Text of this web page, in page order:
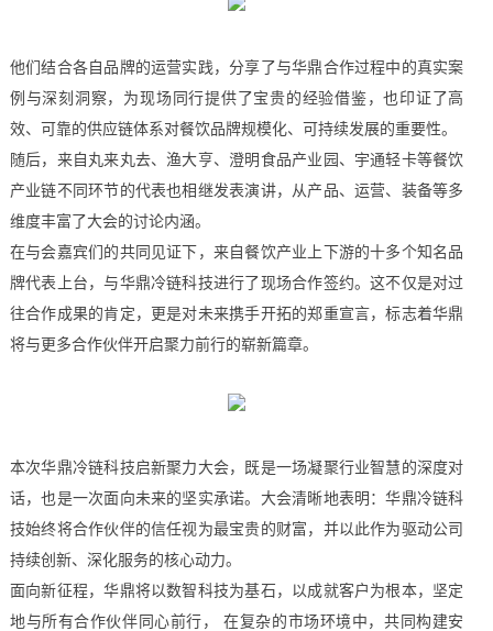
他们结合各自品牌的运营实践，分享了与华鼎合作过程中的真实案
例与深刻洞察，为现场同行提供了宝贵的经验借鉴，也印证了高
效、可靠的供应链体系对餐饮品牌规模化、可持续发展的重要性。
随后，来自丸来丸去、渔大亨、澄明食品产业园、宇通轻卡等餐饮
产业链不同环节的代表也相继发表演讲，从产品、运营、装备等多
维度丰富了大会的讨论内涵。
在与会嘉宾们的共同见证下，来自餐饮产业上下游的十多个知名品
牌代表上台，与华鼎冷链科技进行了现场合作签约。这不仅是对过
往合作成果的肯定，更是对未来携手开拓的郑重宣言，标志着华鼎
将与更多合作伙伴开启聚力前行的崭新篇章。
本次华鼎冷链科技启新聚力大会，既是一场凝聚行业智慧的深度对
话，也是一次面向未来的坚实承诺。大会清晰地表明：华鼎冷链科
技始终将合作伙伴的信任视为最宝贵的财富，并以此作为驱动公司
持续创新、深化服务的核心动力。
面向新征程，华鼎将以数智科技为基石，以成就客户为根本，坚定
地与所有合作伙伴同心前行， 在复杂的市场环境中，共同构建安